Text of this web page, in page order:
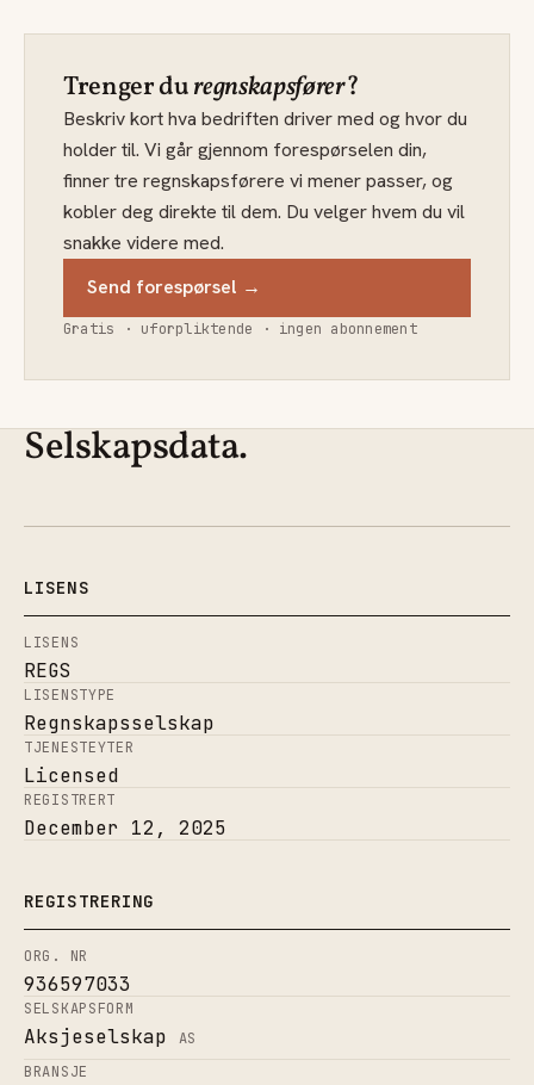
Trenger duregnskapsfører?
Beskriv kort hva bedriften driver med og hvor du
holder til. Vi går gjennom forespørselen din,
finner tre regnskapsførere vi mener passer, og
kobler deg direkte til dem. Du velger hvem du vil
snakke videre med.
Send forespørsel →
Gratis · uforpliktende · ingen abonnement
Selskapsdata.
LISENS
LISENS
REGS
LISENSTYPE
Regnskapsselskap
TJENESTEYTER
Licensed
REGISTRERT
December 12, 2025
REGISTRERING
ORG. NR
936597033
SELSKAPSFORM
Aksjeselskap
AS
BRANSJE